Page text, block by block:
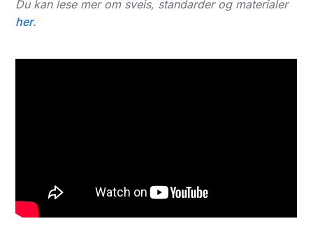
Du kan lese mer om sveis, standarder og materialer
her.